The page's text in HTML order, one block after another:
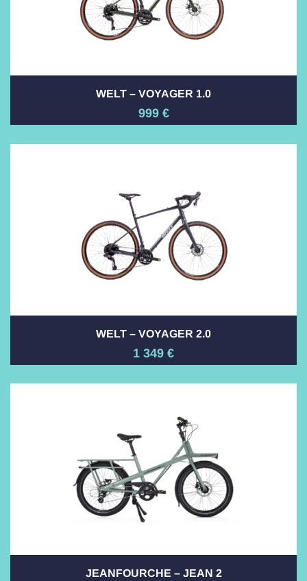
WELT – VOYAGER 1.0
999 €
WELT – VOYAGER 2.0
1 349 €
JEANFOURCHE – JEAN 2